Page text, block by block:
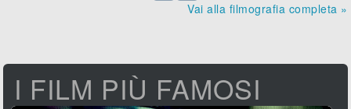
Vai alla filmografia completa »
I FILM PIÙ FAMOSI